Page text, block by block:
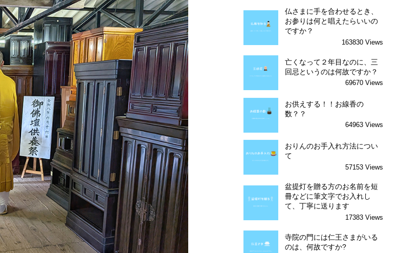
仏さまに手を合わせるとき、
お参りは何と唱えたらいいの
ですか？
163830 Views
亡くなって２年目なのに、三
回忌というのは何故ですか？
69670 Views
お供えする！！お線香の
数？？
64963 Views
おりんのお手入れ方法につい
て
57153 Views
盆提灯を贈る方のお名前を短
冊などに筆文字でお入れし
て、丁寧に送ります
17383 Views
寺院の門には仁王さまがいる
のは、何故ですか?